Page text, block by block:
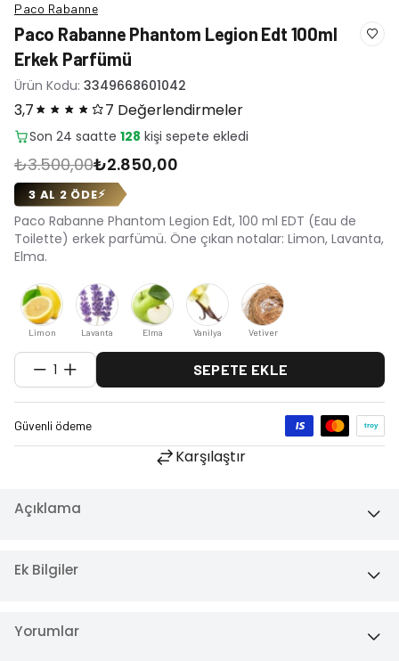
Paco Rabanne
Paco Rabanne Phantom Legion Edt 100ml
Erkek Parfümü
Ürün Kodu: 3349668601042
3,7 7 Değerlendirmeler
Son 24 saatte 13adet satıldı
₺3.500,00₺2.850,00
3 AL 2 ÖDE⚡
Paco Rabanne Phantom Legion Edt, 100 ml EDT (Eau de
Toilette) erkek parfümü. Öne çıkan notalar: Limon, Lavanta,
Elma.
Limon Lavanta Elma Vanilya Vetiver
1 SEPETE EKLE
Karşılaştır
Açıklama
Ek Bilgiler
Yorumlar